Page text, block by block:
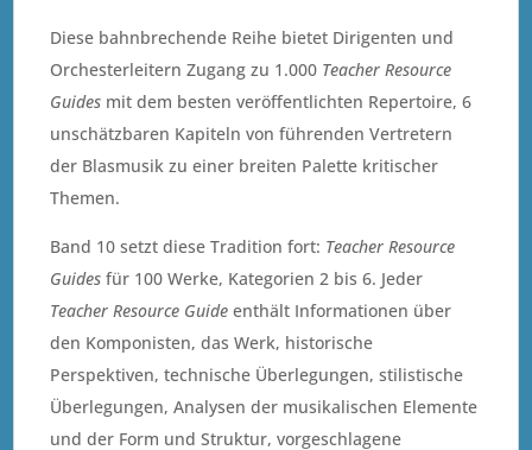
Diese bahnbrechende Reihe bietet Dirigenten und
Orchesterleitern Zugang zu 1.000 Teacher Resource
Guides mit dem besten veröffentlichten Repertoire, 6
unschätzbaren Kapiteln von führenden Vertretern
der Blasmusik zu einer breiten Palette kritischer
Themen.
Band 10 setzt diese Tradition fort: Teacher Resource
Guides für 100 Werke, Kategorien 2 bis 6. Jeder
Teacher Resource Guide enthält Informationen über
den Komponisten, das Werk, historische
Perspektiven, technische Überlegungen, stilistische
Überlegungen, Analysen der musikalischen Elemente
und der Form und Struktur, vorgeschlagene